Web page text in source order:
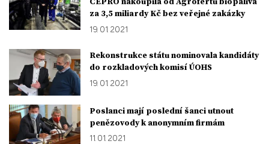
za 3,5 miliardy Kč bez veřejné zakázky
19. 01. 2021
Rekonstrukce státu nominovala kandidáty
do rozkladových komisí ÚOHS
19. 01. 2021
Poslanci mají poslední šanci utnout
penězovody k anonymním firmám
11. 01. 2021